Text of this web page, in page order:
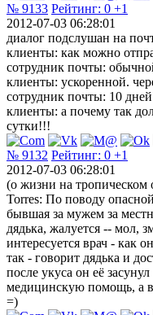
№ 9133 Рейтинг: 0 +1
2012-07-03 06:28:01
диалог подслушан на
клиенты: как можно
сотрудник почты:
клиенты: ускоренной.
сотрудник почты: 10 дней
клиенты: а почему так
сутки!!!
№ 9132 Рейтинг: 0 +1
2012-07-03 06:28:01
(о жизни на тропическом
Torres: По поводу
бывшая за мужем за
дядька, жалуется -- мол,
интересуется врач - как
так - говорит дядька и
после укуса он её
медицинскую помощь, а
=)